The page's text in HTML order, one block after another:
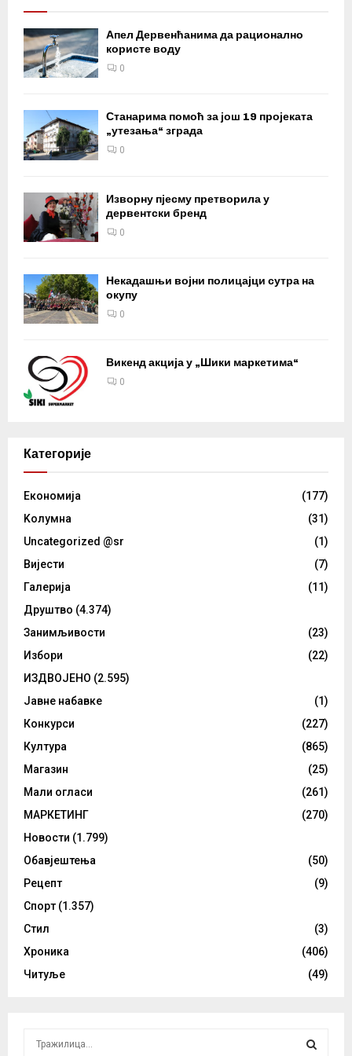
Апел Дервенћанима да рационално
користе воду
0
Станарима помоћ за још 19 пројеката
„утезања“ зграда
0
Изворну пјесму претворила у
дервентски бренд
0
Некадашњи војни полицајци сутра на
окупу
0
Викенд акција у „Шики маркетима“
0
Категорије
Eкономија
(177)
Kолумнa
(31)
Uncategorized @sr
(1)
Вијести
(7)
Галерија
(11)
Друштво (4.374)
Занимљивости
(23)
Избори
(22)
ИЗДВОЈЕНО (2.595)
Јавне набавке
(1)
Конкурси
(227)
Култура
(865)
Магазин
(25)
Мали огласи
(261)
МАРКЕТИНГ
(270)
Новости (1.799)
Обавјештења
(50)
Рецепт
(9)
Спорт (1.357)
Стил
(3)
Хроника
(406)
Читуље
(49)